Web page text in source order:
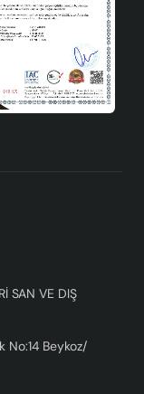
SAN VE DIŞ
No:14 Beykoz/